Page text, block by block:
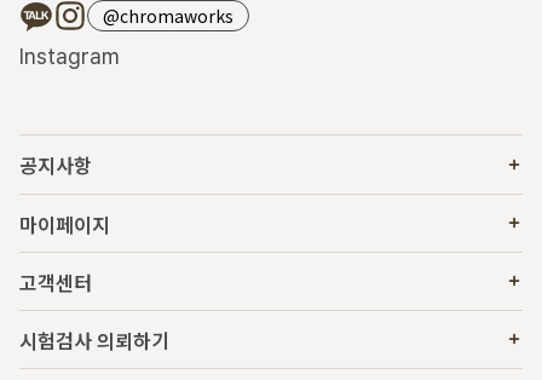
@chromaworks
Instagram
공지사항
마이페이지
고객센터
시험검사 의뢰하기